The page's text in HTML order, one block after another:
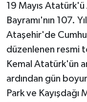
19 Mayıs
Bayramı'nın 107.
Ataşehir'de
düzenlenen resmi
Kemal Atatürk'ün
ardından gün
Park ve
İş Dünyası
Jandarma
Kadın
KÜLTÜR SANAT